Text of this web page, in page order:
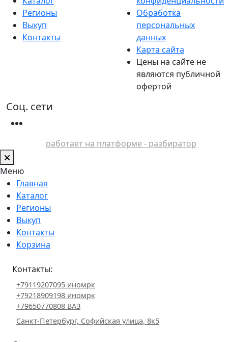
Регионы
Выкуп
Контакты
Обработка
персональных
данных
Карта сайта
Цены на сайте не
являются публичной
офертой
Соц. сети
работает на платформе - разбиратор
Меню
Главная
Каталог
Регионы
Выкуп
Контакты
Корзина
Контакты:
+79119207095 иномрк
+79218909198 иномрк
+79650770808 ВАЗ
Санкт-Петербург, Софийская улица, 8к5